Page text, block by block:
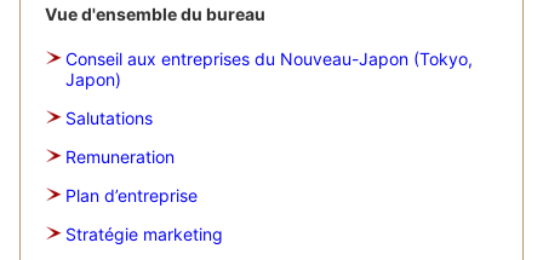
Vue d'ensemble du bureau
Conseil aux entreprises du Nouveau-Japon (Tokyo,
Japon)
Salutations
Remuneration
Plan d’entreprise
Stratégie marketing